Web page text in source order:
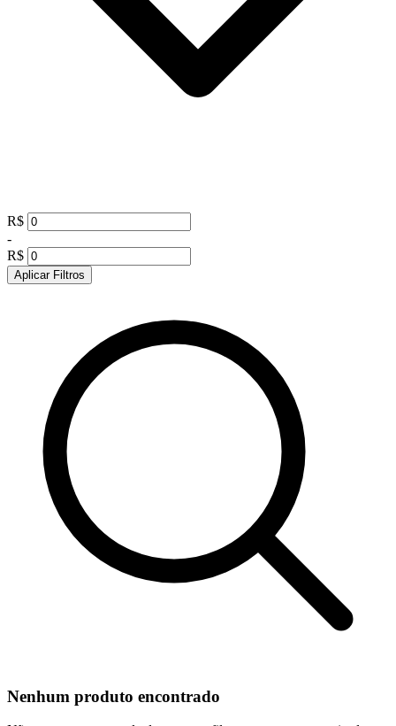
R$
-
R$
Aplicar Filtros
Nenhum produto encontrado